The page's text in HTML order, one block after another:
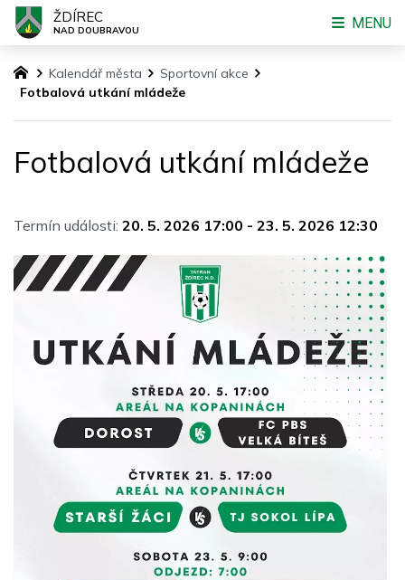
Kalendář města
Sportovní akce
Fotbalová utkání mládeže
Fotbalová utkání mládeže
Termín události: 20. 5. 2026 17:00 - 23. 5. 2026 12:30
ŽDÍREC
NAD DOUBRAVOU MENU